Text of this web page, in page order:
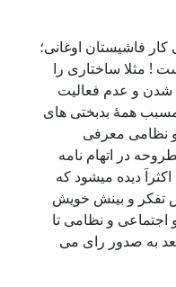
فاشیستان اوغانی؛
! مثلا ساختاری را
ملغا شدن و عدم فعالیت
همۀ بدبختی های
نظامی معرفی
در اتهام نامه
دیده میشود که
تفکر و بینش خویش
اجتماعی و نظامی تا
به صدور رای می